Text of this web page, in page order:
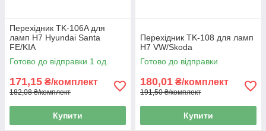
Перехідник TK-106A для
ламп H7 Hyundai Santa
FE/KIA
Готово до відправки 1 од.
171,15 ₴/комплект
182,08 ₴/комплект
Купити
Перехідник TK-108 для ламп
H7 VW/Skoda
Готово до відправки
180,01 ₴/комплект
191,50 ₴/комплект
Купити